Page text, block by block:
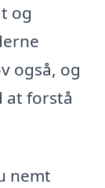
og
også, og
at forstå
nemt